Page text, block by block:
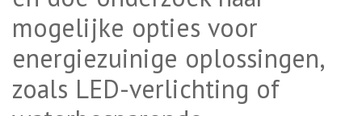
mogelijke opties voor
energiezuinige oplossingen,
zoals LED-verlichting of